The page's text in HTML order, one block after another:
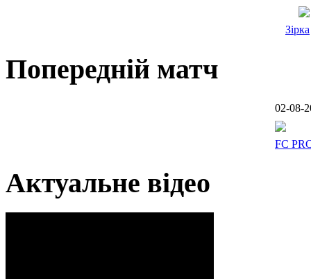
Зірка
Попередній матч
02-08-
FC
Актуальне відео